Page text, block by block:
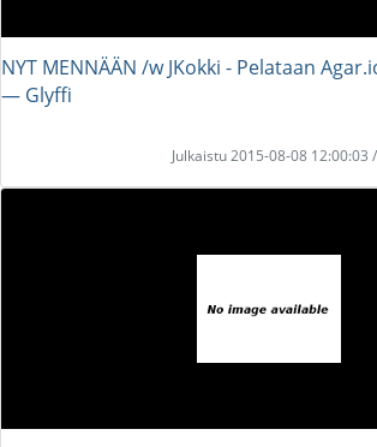
NYT MENNÄÄN /w JKokki - Pelataan
― Glyffi
Julkaistu 2015-08-08